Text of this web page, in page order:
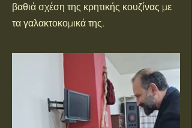
βαθιά σχέση της κρητικής κουζίνας με
τα γαλακτοκομικά της.